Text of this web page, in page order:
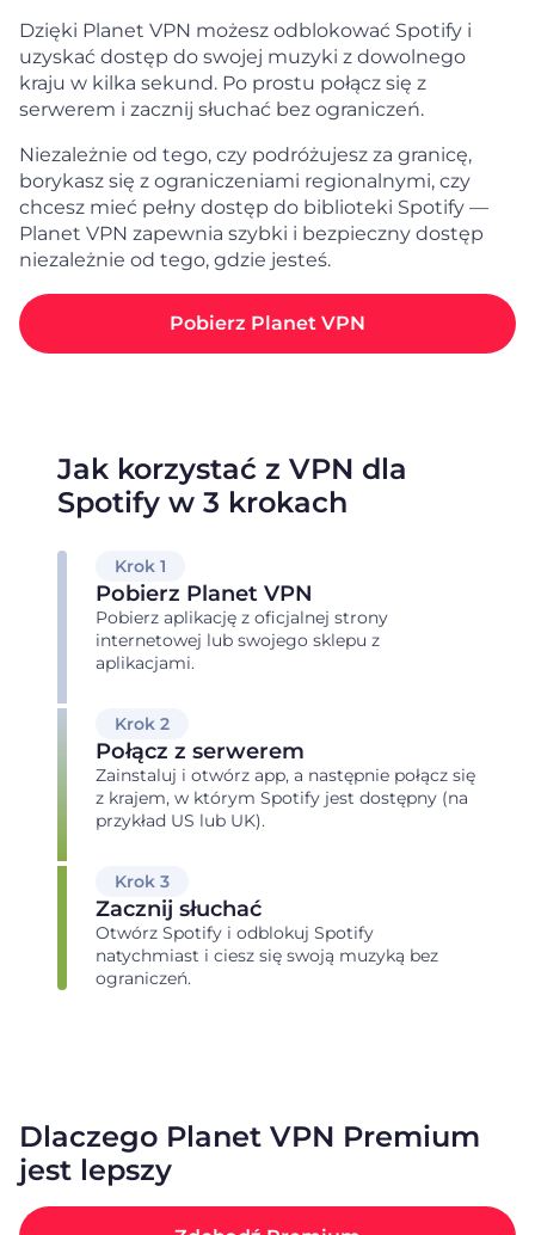
Dzięki Planet VPN możesz odblokować Spotify i
uzyskać dostęp do swojej muzyki z dowolnego
kraju w kilka sekund. Po prostu połącz się z
serwerem i zacznij słuchać bez ograniczeń.
Niezależnie od tego, czy podróżujesz za granicę,
borykasz się z ograniczeniami regionalnymi, czy
chcesz mieć pełny dostęp do biblioteki Spotify —
Planet VPN zapewnia szybki i bezpieczny dostęp
niezależnie od tego, gdzie jesteś.
Pobierz Planet VPN
Jak korzystać z VPN dla
Spotify w 3 krokach
Krok 1
Pobierz Planet VPN
Pobierz aplikację z oficjalnej strony
internetowej lub swojego sklepu z
aplikacjami.
Krok 2
Połącz z serwerem
Zainstaluj i otwórz app, a następnie połącz się
z krajem, w którym Spotify jest dostępny (na
przykład US lub UK).
Krok 3
Zacznij słuchać
Otwórz Spotify i odblokuj Spotify
natychmiast i ciesz się swoją muzyką bez
ograniczeń.
Dlaczego Planet VPN Premium
jest lepszy